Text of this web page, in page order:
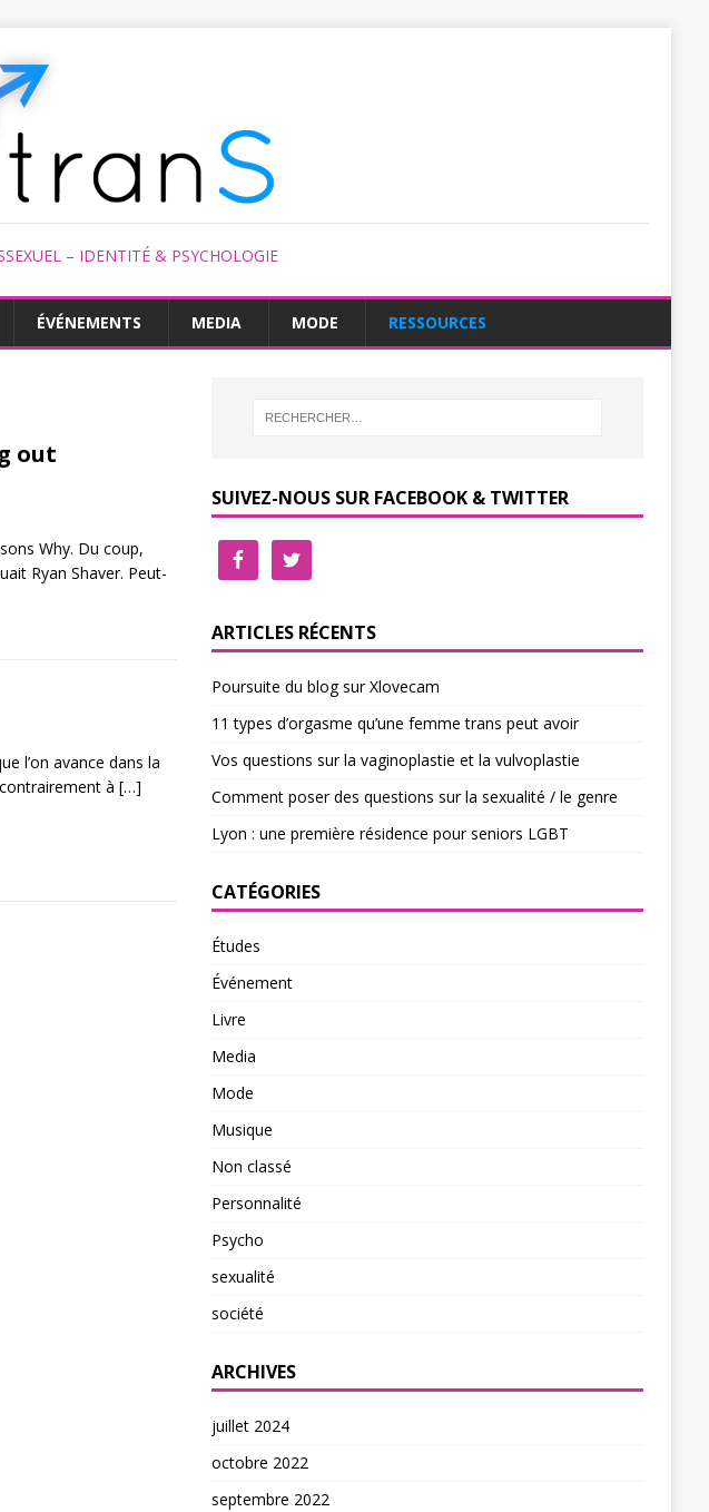
– IDENTITÉ & PSYCHOLOGIE
ÉVÉNEMENTS MEDIA MODE RESSOURCES
out
Why. Du coup,
Ryan Shaver. Peut-
l’on avance dans la
à […]
SUIVEZ-NOUS SUR FACEBOOK & TWITTER
ARTICLES RÉCENTS
Poursuite du blog sur Xlovecam
11 types d’orgasme qu’une femme trans peut avoir
Vos questions sur la vaginoplastie et la vulvoplastie
Comment poser des questions sur la sexualité / le genre
Lyon : une première résidence pour seniors LGBT
CATÉGORIES
Études
Événement
Livre
Media
Mode
Musique
Non classé
Personnalité
Psycho
sexualité
société
ARCHIVES
juillet 2024
octobre 2022
septembre 2022